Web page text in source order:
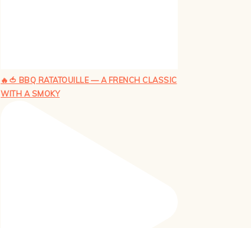
🔥🍅 BBQ RATATOUILLE — A FRENCH CLASSIC
WITH A SMOKY